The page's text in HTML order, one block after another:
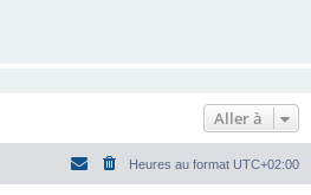
Aller à
Heures au format UTC+02:00